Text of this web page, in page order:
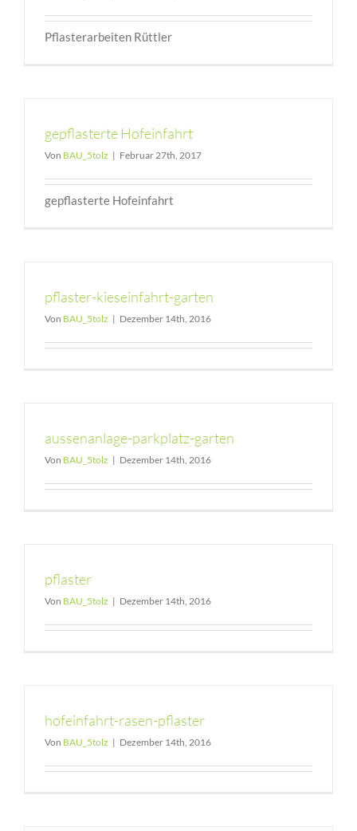
Pflasterarbeiten Rüttler
gepflasterte Hofeinfahrt
Von BAU_5tolz | Februar 27th, 2017
gepflasterte Hofeinfahrt
pflaster-kieseinfahrt-garten
Von BAU_5tolz | Dezember 14th, 2016
aussenanlage-parkplatz-garten
Von BAU_5tolz | Dezember 14th, 2016
pflaster
Von BAU_5tolz | Dezember 14th, 2016
hofeinfahrt-rasen-pflaster
Von BAU_5tolz | Dezember 14th, 2016